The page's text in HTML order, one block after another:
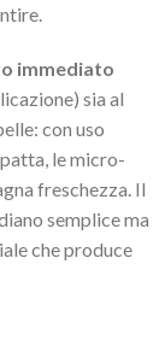
immediato
sia al
con uso
le micro-
freschezza. Il
semplice ma
che produce